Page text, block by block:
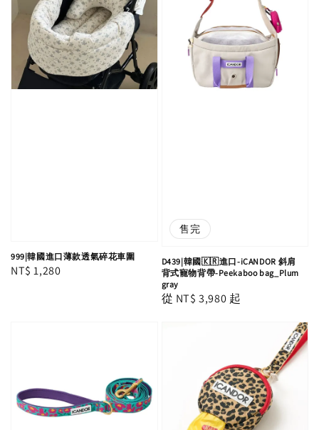
999|韓國進口薄款透氣碎花車圍
Regular
NT$ 1,280
售完
D439|韓國🇰🇷進口-iCANDOR 斜肩
背式寵物背帶-Peekaboo bag_Plum
gray
Regular
從 NT$ 3,980 起